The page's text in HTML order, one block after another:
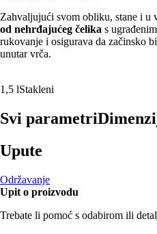
Zahvaljujući svom obliku, stane i u
od nehrđajućeg čelika s
rukovanje i osigurava da začinsko
unutar vrča.
1,5 lStakleni
Svi parametri
Upute
Održavanje
Upit o proizvodu
Trebate li pomoć s odabirom ili